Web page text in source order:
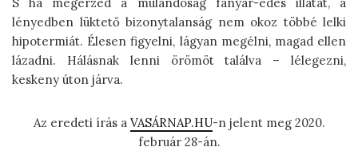
S ha megérzed a múlandóság fanyar-édes illatát, a
lényedben lüktető bizonytalanság nem okoz többé lelki
hipotermiát. Élesen figyelni, lágyan megélni, magad ellen
lázadni. Hálásnak lenni örömöt találva – lélegezni,
keskeny úton járva.
Az eredeti írás a VASÁRNAP.HU-n jelent meg 2020.
február 28-án.